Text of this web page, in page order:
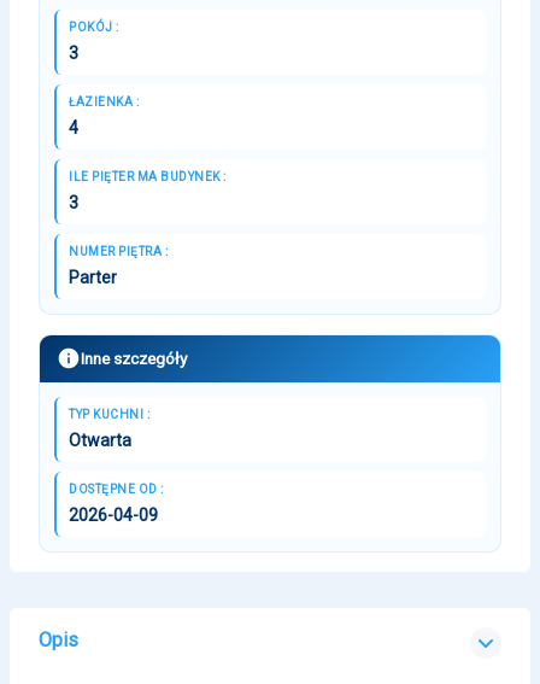
POKÓJ :
3
ŁAZIENKA :
4
ILE PIĘTER MA BUDYNEK :
3
NUMER PIĘTRA :
Parter
Inne szczegóły
TYP KUCHNI :
Otwarta
DOSTĘPNE OD :
2026-04-09
Opis